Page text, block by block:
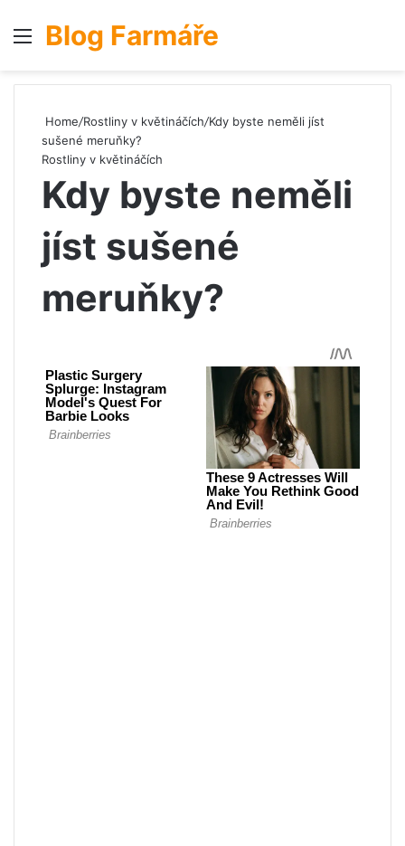
Menu
Blog Farmáře
Home/Rostliny v květináčích/Kdy byste neměli jíst
sušené meruňky?
Rostliny v květináčích
Kdy byste neměli
jíst sušené
meruňky?